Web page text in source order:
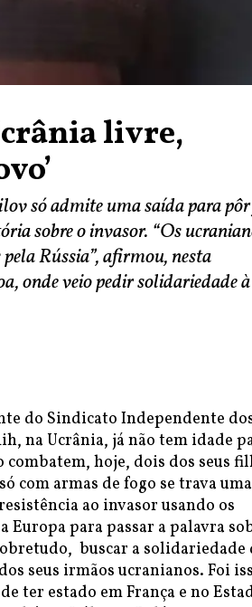
livre,
só admite uma saída para
sobre o invasor. “Os
Rússia”, afirmou, nesta
onde veio pedir solidariedade
do Sindicato Independente
na Ucrânia, já não tem idade
hoje, dois dos seus
com armas de fogo se trava uma
ao invasor usando os
para passar a palavra
buscar a solidariedade
seus irmãos ucranianos. Foi
ter estado em França e no